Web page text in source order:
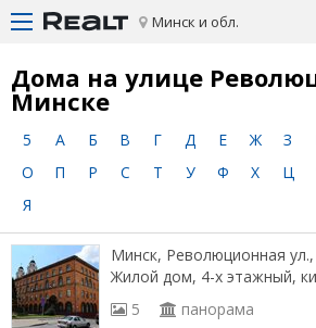
Минск и обл.
Дома на улице
Минске
5 А Б В Г Д Е Ж З
О
П Р С Т У Ф Х Ц
Я
Минск, Революционная ул.,
Жилой дом, 4-х этажный,
5
панорама